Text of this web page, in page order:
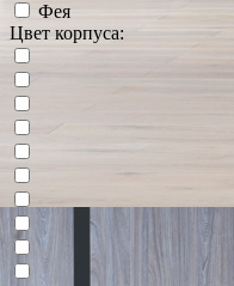
Фея
Цвет корпуса: